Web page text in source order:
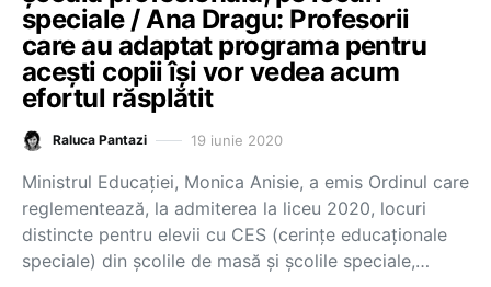
speciale / Ana Dragu: Profesorii
care au adaptat programa pentru
acești copii își vor vedea acum
efortul răsplătit
Raluca Pantazi 19 iunie 2020
Ministrul Educației, Monica Anisie, a emis Ordinul care
reglementează, la admiterea la liceu 2020, locuri
distincte pentru elevii cu CES (cerințe educaționale
speciale) din școlile de masă și școlile speciale,…